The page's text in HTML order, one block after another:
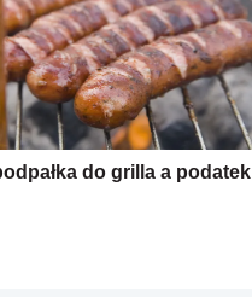
do grilla a podatek